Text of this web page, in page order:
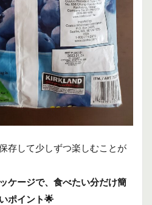
存して少しずつ楽しむことが
ケージで、食べたい分だけ簡
ポイント🌟